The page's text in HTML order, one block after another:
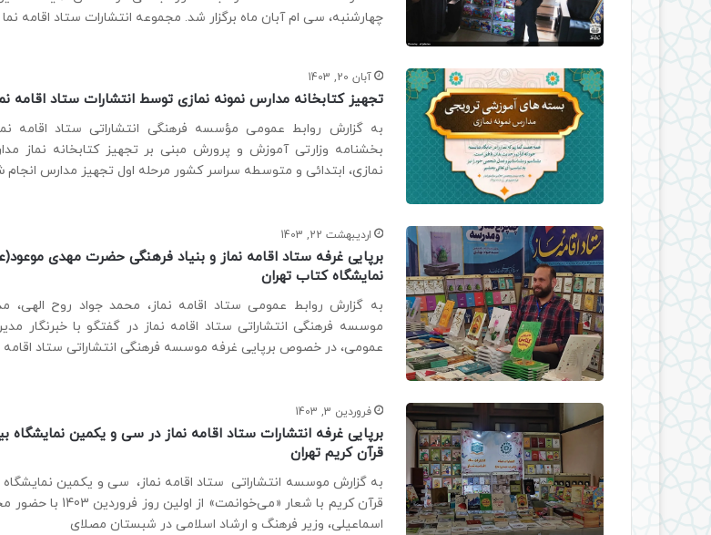
چهارشنبه، سی ام آبان ماه برگزار شد. مجموعه انتشارات ستاد اقامه نما
آبان 20, 1403
تجهیز کتابخانه مدارس نمونه نمازی توسط انتشارات ستاد اقامه
به گزارش روابط عمومی مؤسسه فرهنگی انتشاراتی ستاد اقامه
بخشنامه وزارتی آموزش و پرورش مبنی بر تجهیز کتابخانه نماز
نمازی، ابتدائی و متوسطه سراسر کشور مرحله اول تجهیز مدارس
اردیبهشت 22, 1403
برپایی غرفه ستاد اقامه نماز و بنیاد فرهنگی حضرت مهدی
نمایشگاه کتاب تهران
به گزارش روابط عمومی ستاد اقامه نماز، محمد جواد روح الهی،
موسسه فرهنگی انتشاراتی ستاد اقامه نماز در گفتگو با خبرنگار
عمومی، در خصوص برپایی غرفه موسسه فرهنگی انتشاراتی ستاد اقامه
فروردین 3, 1403
برپایی غرفه انتشارات ستاد اقامه نماز در سی و یکمین نمایشگاه
قرآن کریم تهران
به گزارش موسسه انتشاراتی ستاد اقامه نماز، سی و یکمین نمایشگاه
قرآن کریم با شعار «می‌خوانمت» از
اسماعیلی، وزیر فرهنگ و ارشاد اسلامی در شبستان مصلای